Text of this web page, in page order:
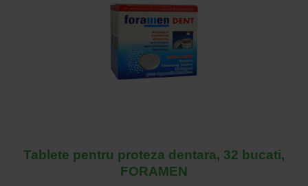
Tablete pentru proteza dentara, 32 bucati,
FORAMEN